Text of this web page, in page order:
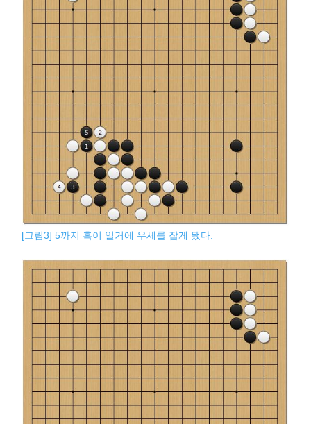
[그림3] 5까지 흑이 일거에 우세를 잡게 됐다.